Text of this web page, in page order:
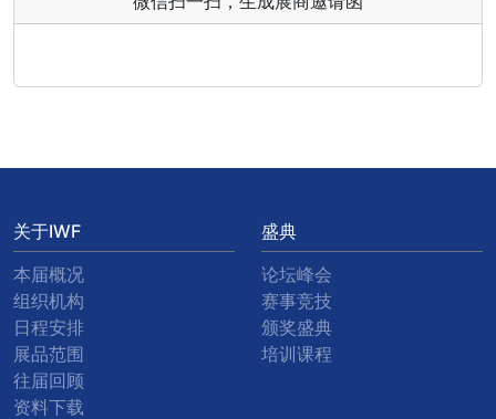
关于IWF
本届概况
组织机构
日程安排
展品范围
往届回顾
资料下载
盛典
论坛峰会
赛事竞技
颁奖盛典
培训课程